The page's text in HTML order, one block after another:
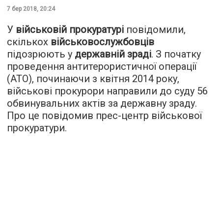
7 бер 2018, 20:24
У військовій прокуратурі повідомили,
скількох військовослужбовців
підозрюють у державній зраді. З початку
проведення антитерористичної операції
(АТО), починаючи з квітня 2014 року,
військові прокурори направили до суду 56
обвинувальних актів за державну зраду.
Про це повідомив прес-центр військової
прокуратури.